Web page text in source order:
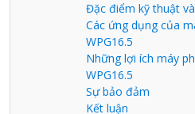
Đặc điểm kỹ thuật
Các ứng dụng của
WPG16.5
Những lợi ích máy
WPG16.5
Sự bảo đảm
Kết luận